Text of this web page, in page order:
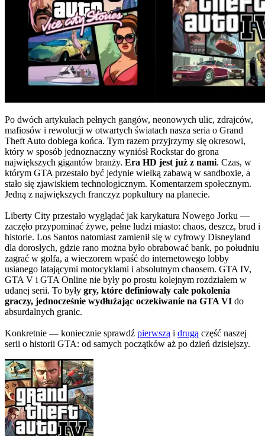
Po dwóch artykułach pełnych gangów, neonowych ulic, zdrajców,
mafiosów i rewolucji w otwartych światach nasza seria o Grand
Theft Auto dobiega końca. Tym razem przyjrzymy się okresowi,
który w sposób jednoznaczny wyniósł Rockstar do grona
największych gigantów branży. Era HD jest już z nami. Czas, w
którym GTA przestało być jedynie wielką zabawą w sandboxie, a
stało się zjawiskiem technologicznym. Komentarzem społecznym.
Jedną z największych franczyz popkultury na planecie.
Liberty City przestało wyglądać jak karykatura Nowego Jorku —
zaczęło przypominać żywe, pełne ludzi miasto: chaos, deszcz, brud i
historie. Los Santos natomiast zamienił się w cyfrowy Disneyland
dla dorosłych, gdzie rano można było obrabować bank, po południu
zagrać w golfa, a wieczorem wpaść do internetowego lobby
usianego latającymi motocyklami i absolutnym chaosem. GTA IV,
GTA V i GTA Online nie były po prostu kolejnym rozdziałem w
udanej serii. To były gry, które definiowały całe pokolenia
graczy, jednocześnie wydłużając oczekiwanie na GTA VI do
absurdalnych granic.
Konkretnie — koniecznie sprawdź pierwszą i drugą część naszej
serii o historii GTA: od samych początków aż po dzień dzisiejszy.